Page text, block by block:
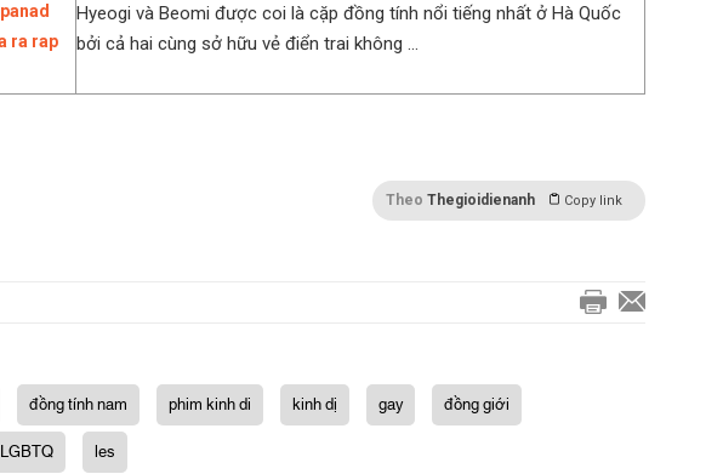
Hyeogi và Beomi được coi là cặp đồng tính nổi tiếng nhất ở Hà Quốc
bởi cả hai cùng sở hữu vẻ điển trai không ...
Theo Thegioidienanh Copy link
đồng tính nam phim kinh di kinh dị gay
đồng giới
LGBTQ les